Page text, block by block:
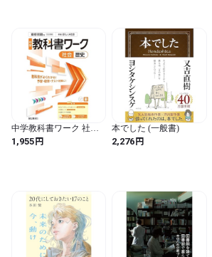
中学教科書ワーク 社会
歴史 東京書籍版
1,955円
本でした (一般書)
2,276円